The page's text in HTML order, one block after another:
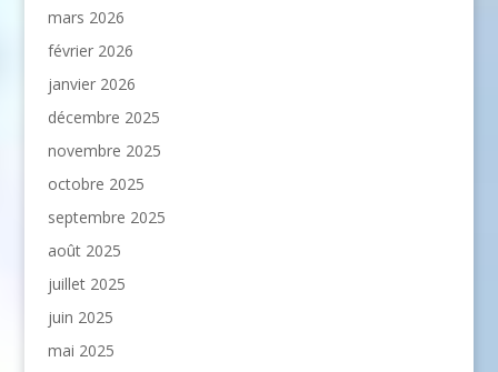
mars 2026
février 2026
janvier 2026
décembre 2025
novembre 2025
octobre 2025
septembre 2025
août 2025
juillet 2025
juin 2025
mai 2025